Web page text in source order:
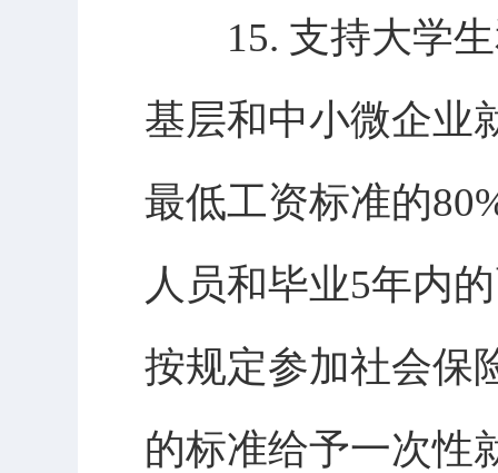
15. 支持大学生
基层和中小微企业
最低工资标准的
人员和毕业5年内
按规定参加社会保
的标准给予一次性